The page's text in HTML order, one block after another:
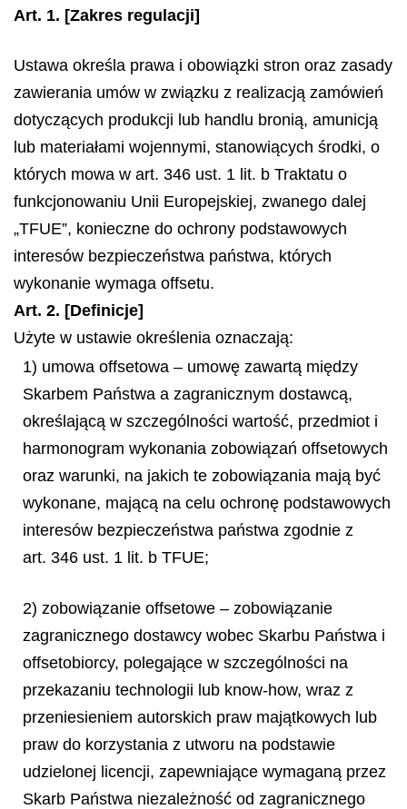
Art. 1. [Zakres regulacji]
Ustawa określa prawa i obowiązki stron oraz zasady
zawierania umów w związku z realizacją zamówień
dotyczących produkcji lub handlu bronią, amunicją
lub materiałami wojennymi, stanowiących środki, o
których mowa w art. 346 ust. 1 lit. b Traktatu o
funkcjonowaniu Unii Europejskiej, zwanego dalej
„TFUE”, konieczne do ochrony podstawowych
interesów bezpieczeństwa państwa, których
wykonanie wymaga offsetu.
Art. 2. [Definicje]
Użyte w ustawie określenia oznaczają:
1) umowa offsetowa – umowę zawartą między
Skarbem Państwa a zagranicznym dostawcą,
określającą w szczególności wartość, przedmiot i
harmonogram wykonania zobowiązań offsetowych
oraz warunki, na jakich te zobowiązania mają być
wykonane, mającą na celu ochronę podstawowych
interesów bezpieczeństwa państwa zgodnie z
art. 346 ust. 1 lit. b TFUE;
2) zobowiązanie offsetowe – zobowiązanie
zagranicznego dostawcy wobec Skarbu Państwa i
offsetobiorcy, polegające w szczególności na
przekazaniu technologii lub know-how, wraz z
przeniesieniem autorskich praw majątkowych lub
praw do korzystania z utworu na podstawie
udzielonej licencji, zapewniające wymaganą przez
Skarb Państwa niezależność od zagranicznego